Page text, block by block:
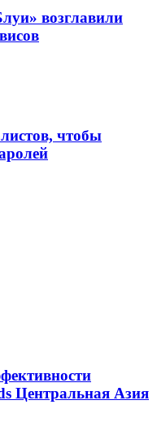
возглавили
чтобы
Центральная Азия